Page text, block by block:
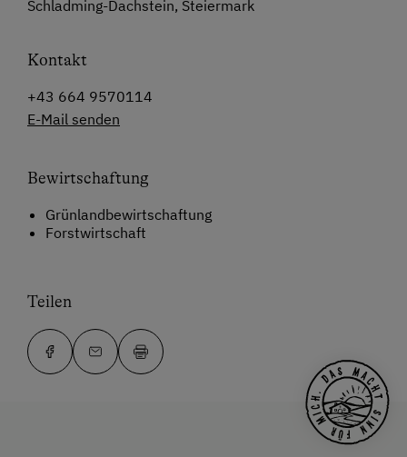
Schladming-Dachstein, Steiermark
Kontakt
+43 664 9570114
E-Mail senden
Bewirtschaftung
Grünlandbewirtschaftung
Forstwirtschaft
Teilen